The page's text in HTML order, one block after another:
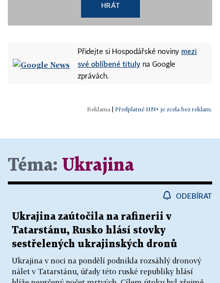
HRÁT
Přidejte si Hospodářské noviny mezi
své oblíbené tituly na Google
zprávách.
Předplatné HN+ je zcela bez reklam.
Téma: Ukrajina
ODEBÍRAT
Ukrajina zaútočila na rafinerii v
Tatarstánu, Rusko hlásí stovky
sestřelených ukrajinských dronů
Ukrajina v noci na pondělí podnikla rozsáhlý dronový
nálet v Tatarstánu, úřady této ruské republiky hlásí